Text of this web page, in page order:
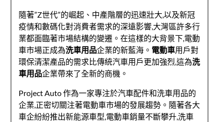
隨著”Z世代”的崛起、中產階層的迅速壯大,以及新冠
疫情和數碼化對消費者需求的深遠影響,大灣區許多行
業都面臨著市場結構的變遷。在這樣的大背景下,電動
車市場正成為洗車用品企業的新藍海。 電動車用戶對
環保清潔產品的需求比傳統汽車用戶更加強烈,這為洗
車用品企業帶來了全新的商機。
Project Auto 作為一家專注於汽車配件和洗車用品的
企業,正密切關注著電動車市場的發展趨勢。隨著各大
車企紛紛推出新能源車型,電動車銷量不斷攀升,洗車